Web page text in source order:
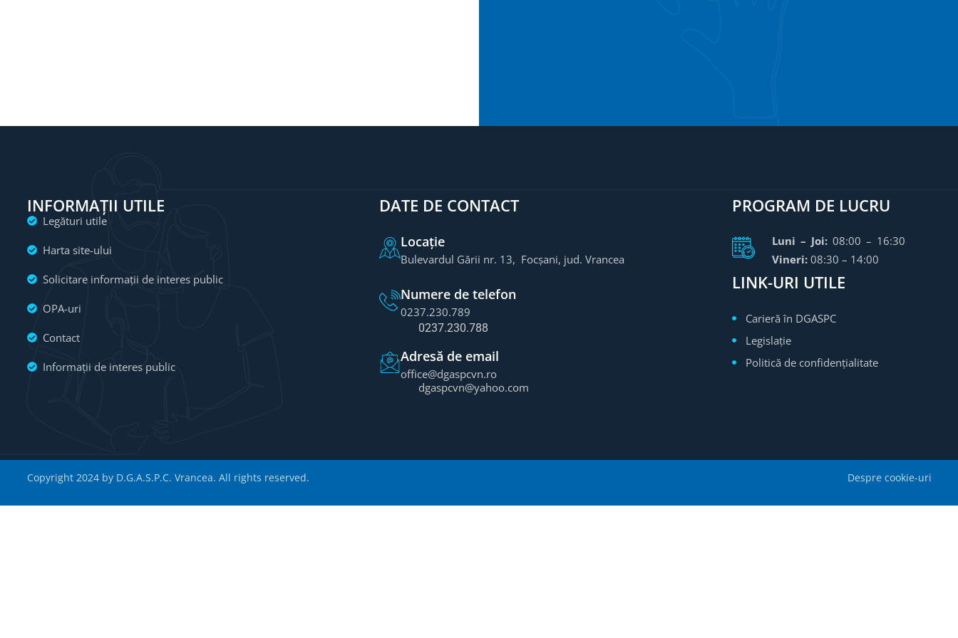
INFORMAȚII UTILE
Legături utile
Harta site-ului
Solicitare informații de interes public
OPA-uri
Contact
Informații de interes public
DATE DE CONTACT
Locație
Bulevardul Gării nr. 13, Focșani, jud. Vrancea
Numere de telefon
0237.230.789
0237.230.788
Adresă de email
office@dgaspcvn.ro
dgaspcvn@yahoo.com
PROGRAM DE LUCRU
Luni – Joi:08:00 – 16:30
Vineri:08:30 – 14:00
LINK-URI UTILE
Carieră în DGASPC
Legislație
Politică de confidențialitate
Copyright 2024 by D.G.A.S.P.C. Vrancea. All rights reserved. Despre cookie-uri